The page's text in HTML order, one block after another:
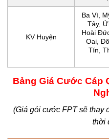
KV Huyện
Ba Vì,
Tây,
Hoài
Oai,
Tín,
Bảng Giá Cước Cáp
(Giá gói cước FPT sẽ thay
thời